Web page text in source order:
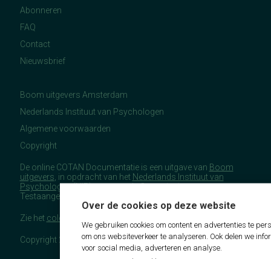
Over de cookies op deze website
We gebruiken cookies om content en advertenties te
om ons websiteverkeer te analyseren. Ook delen we
voor social media, adverteren en analyse.
Abonneren
FAQ
Contact
Nieuwsbrief
Boom uitgevers Amsterdam
Nederlands Instituut van Psychologen
Algemene voorwaarden
Copyright
De online COTAN Documentatie is een uitgave van Boom
uitgevers , in opdracht van het Nederlands Instituut van
Psychologen(NIP), namens de Commissie
Testaangelegenheden Nederland (COTAN).
Zie het colofon
Copyright 2026 - COTAN Documentatie